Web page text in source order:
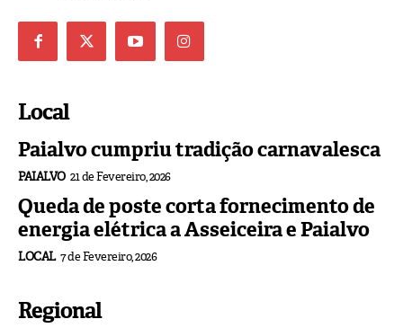
Local
Paialvo cumpriu tradição carnavalesca
PAIALVO 21 de Fevereiro, 2026
Queda de poste corta fornecimento de
energia elétrica a Asseiceira e Paialvo
LOCAL 7 de Fevereiro, 2026
Regional